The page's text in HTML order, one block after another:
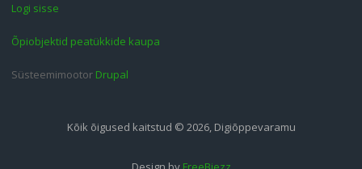
Logi sisse
Õpiobjektid peatükkide kaupa
Süsteemimootor Drupal
Kõik õigused kaitstud © 2026, Digiõppevaramu